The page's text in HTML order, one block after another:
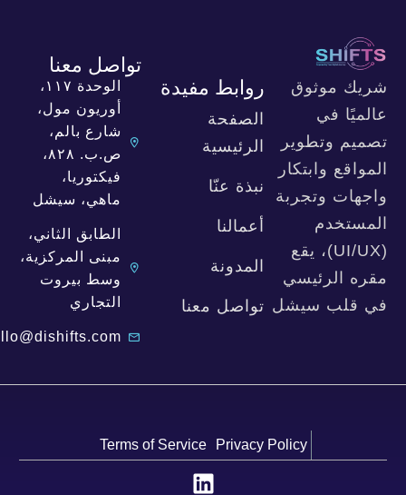
شريك موثوق
عالميًا في
تصميم وتطوير
المواقع وابتكار
واجهات وتجربة
المستخدم
(UI/UX)، يقع
مقره الرئيسي
في قلب سيشل
روابط مفيدة
الصفحة
الرئيسية
نبذة عنّا
أعمالنا
المدونة
تواصل معنا
تواصل معنا
الوحدة ١١٧،
أوريون مول،
شارع بالم،
ص.ب. ٨٢٨،
فيكتوريا،
ماهي، سيشل
الطابق الثاني،
مبنى المركزية،
وسط بيروت
التجاري
hello@dishifts.com
Privacy Policy
Terms of Service